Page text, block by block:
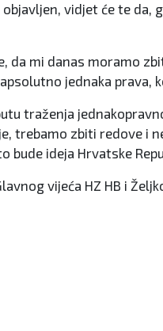
vidjet će te da,
da mi danas moramo
jednaka prava,
traženja
trebamo zbiti redove i
ideja Hrvatske
vijeća HZ HB i
će se i u Kiseljaku